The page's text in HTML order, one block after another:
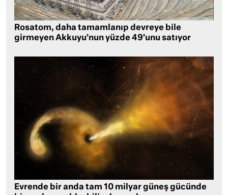
Rosatom, daha tamamlanıp devreye bile
girmeyen Akkuyu’nun yüzde 49’unu satıyor
Evrende bir anda tam 10 milyar güneş gücünde